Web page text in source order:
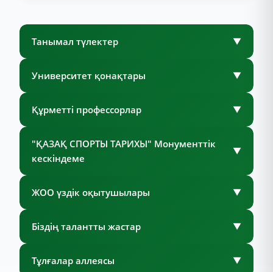
Танымал түлектер ▼
Университет қонақтары ▼
Құрметті профессорлар ▼
"ҚАЗАҚ СПОРТЫ ТАРИХЫ" Монументтік
кескіндеме
▼
ЖОО үздік оқытушылары ▼
Біздің талантты жастар ▼
Тұлғалар аллеясы ▼